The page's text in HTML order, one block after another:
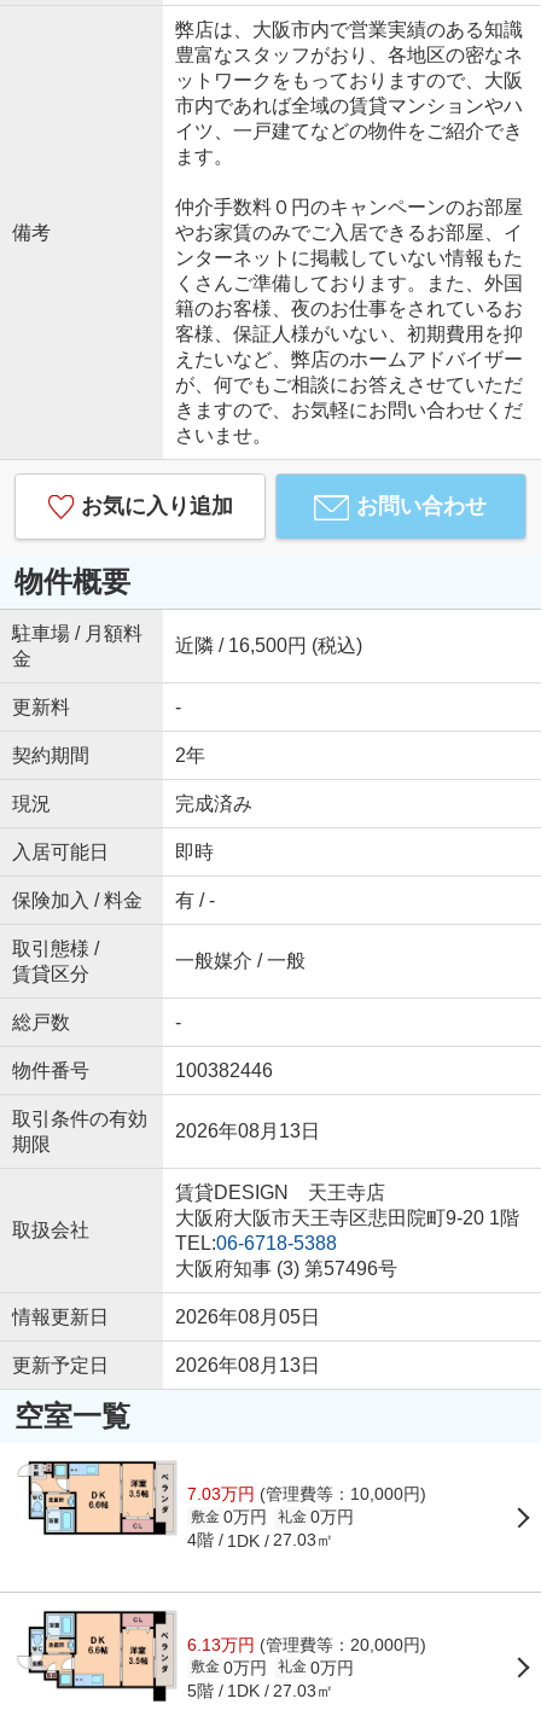
備考
弊店は、大阪市内で営業実績のある知識
豊富なスタッフがおり、各地区の密なネ
ットワークをもっておりますので、大阪
市内であれば全域の賃貸マンションやハ
イツ、一戸建てなどの物件をご紹介でき
ます。
仲介手数料０円のキャンペーンのお部屋
やお家賃のみでご入居できるお部屋、イ
ンターネットに掲載していない情報もた
くさんご準備しております。また、外国
籍のお客様、夜のお仕事をされているお
客様、保証人様がいない、初期費用を抑
えたいなど、弊店のホームアドバイザー
が、何でもご相談にお答えさせていただ
きますので、お気軽にお問い合わせくだ
さいませ。
お気に入り追加 お問い合わせ
物件概要
駐車場 / 月額料
金
近隣 / 16,500円 (税込)
更新料 -
契約期間 2年
現況 完成済み
入居可能日 即時
保険加入 / 料金 有 / -
取引態様 /
賃貸区分
一般媒介 / 一般
総戸数 -
物件番号 100382446
取引条件の有効
期限
2026年08月13日
取扱会社
賃貸DESIGN 天王寺店
大阪府大阪市天王寺区悲田院町9-20 1階
TEL:06-6718-5388
大阪府知事 (3) 第57496号
情報更新日 2026年08月05日
更新予定日 2026年08月13日
空室一覧
7.03万円 (管理費等：10,000円)
敷金 0万円 礼金 0万円
4階 1DK 27.03㎡
6.13万円 (管理費等：20,000円)
敷金 0万円 礼金 0万円
5階 1DK 27.03㎡